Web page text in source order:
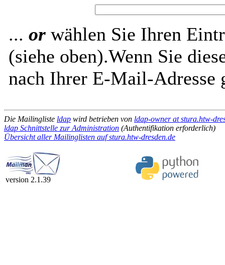
... or wählen Sie Ihren
(siehe oben).Wenn Sie
nach Ihrer E-Mail-Adresse
Die Mailingliste ldap wird betrieben von ldap-owner at stura.htw-
ldap Schnittstelle zur Administration (Authentifikation erforderlich)
Übersicht aller Mailinglisten auf stura.htw-dresden.de
version 2.1.39